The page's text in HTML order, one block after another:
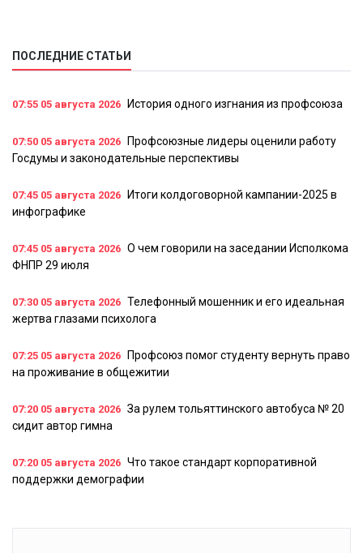
ПОСЛЕДНИЕ СТАТЬИ
07:55 05 августа 2026 История одного изгнания из профсоюза
07:50 05 августа 2026
Профсоюзные лидеры оценили работу
Госдумы и законодательные перспективы
07:45 05 августа 2026
Итоги колдоговорной кампании-2025 в
инфографике
07:45 05 августа 2026 О чем говорили на заседании Исполкома
ФНПР 29 июля
07:30 05 августа 2026 Телефонный мошенник и его идеальная
жертва глазами психолога
07:25 05 августа 2026
Профсоюз помог студенту вернуть право
на проживание в общежитии
07:20 05 августа 2026 За рулем тольяттинского автобуса № 20
сидит автор гимна
07:20 05 августа 2026 Что такое стандарт корпоративной
поддержки демографии